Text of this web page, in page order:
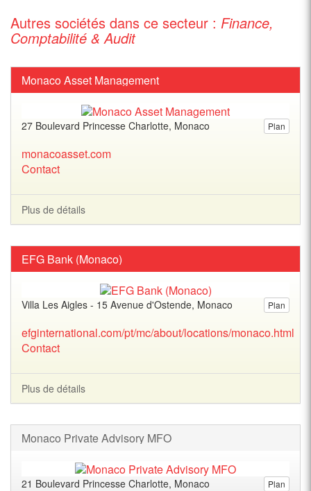
Autres sociétés dans ce secteur : Finance,
Comptabilité & Audit
Monaco Asset Management
Plan
27 Boulevard Princesse Charlotte, Monaco
monacoasset.com
Contact
Plus de détails
EFG Bank (Monaco)
Plan
Villa Les Aigles - 15 Avenue d'Ostende, Monaco
efginternational.com/pt/mc/about/locations/monaco.html
Contact
Plus de détails
Monaco Private Advisory MFO
Plan
21 Boulevard Princesse Charlotte, Monaco